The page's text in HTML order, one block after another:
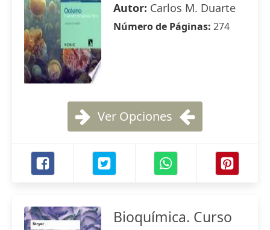
Autor: Carlos M. Duarte
Número de Páginas: 274
Ver Opciones
Bioquímica. Curso